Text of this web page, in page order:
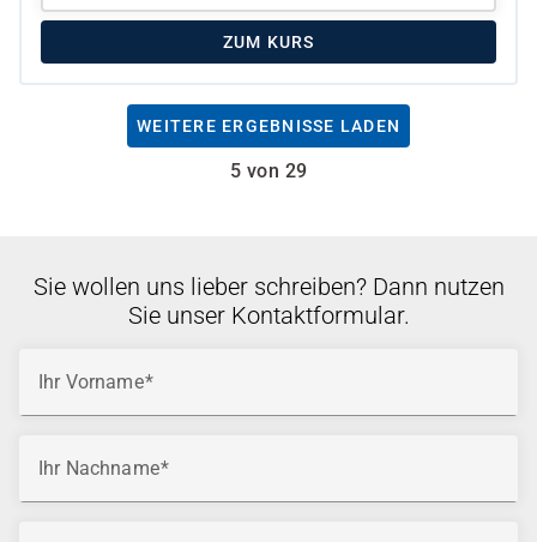
ZUM KURS
WEITERE ERGEBNISSE LADEN
5 von 29
Sie wollen uns lieber schreiben? Dann nutzen
Sie unser Kontaktformular.
Ihr Vorname
Ihr Nachname